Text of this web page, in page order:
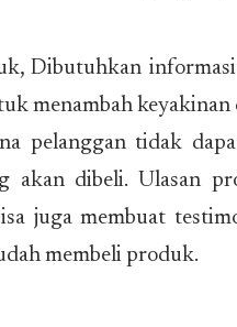
Dibutuhkan
menambah keyakinan
pelanggan tidak
akan dibeli. Ulasan
juga membuat
membeli produk.